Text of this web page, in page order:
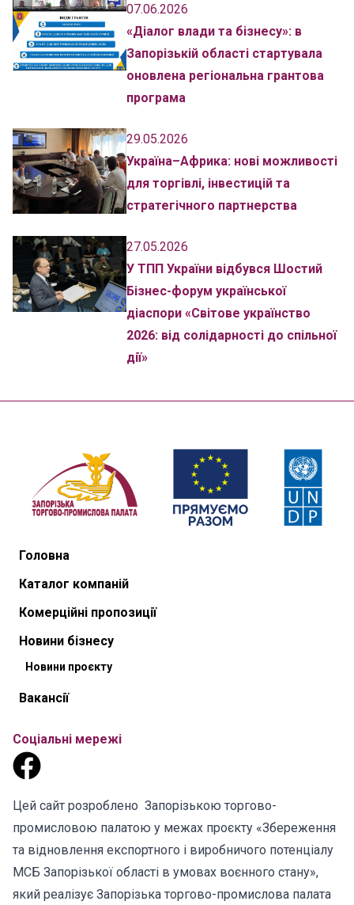
07.06.2026
«Діалог влади та бізнесу»: в
Запорізькій області стартувала
оновлена регіональна грантова
програма
29.05.2026
Україна–Африка: нові можливості
для торгівлі, інвестицій та
стратегічного партнерства
27.05.2026
У ТПП України відбувся Шостий
Бізнес-форум української
діаспори «Світове українство
2026: від солідарності до спільної
дії»
Головна
Каталог компаній
Комерційні пропозиції
Новини бізнесу
Новини проєкту
Вакансії
Соціальні мережі
Цей сайт розроблено Запорізькою торгово-
промисловою палатою у межах проєкту «Збереження
та відновлення експортного і виробничого потенціалу
МСБ Запорізької області в умовах воєнного стану»,
який реалізує Запорізька торгово-промислова палата